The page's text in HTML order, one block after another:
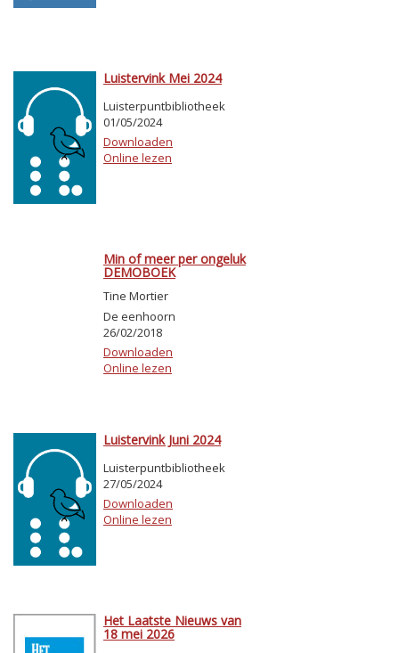
Luistervink Mei 2024
Luisterpuntbibliotheek
01/05/2024
Downloaden
Online lezen
Min of meer per ongeluk
DEMOBOEK
Tine Mortier
De eenhoorn
26/02/2018
Downloaden
Online lezen
Luistervink Juni 2024
Luisterpuntbibliotheek
27/05/2024
Downloaden
Online lezen
Het Laatste Nieuws van
18 mei 2026